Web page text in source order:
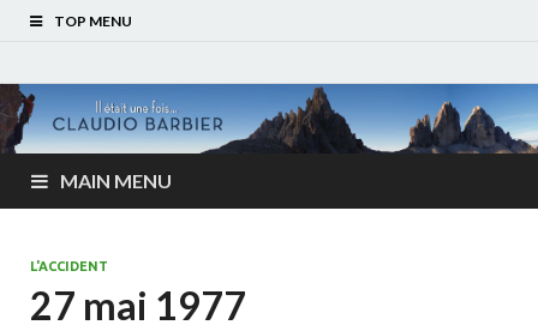
TOP MENU
MAIN MENU
L'ACCIDENT
27 mai 1977